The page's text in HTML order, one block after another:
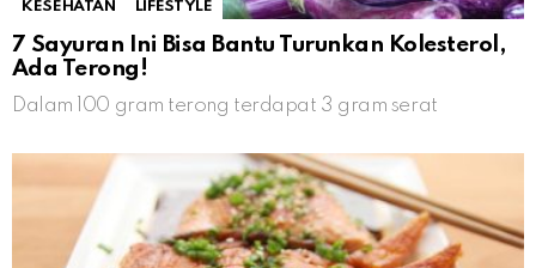
KESEHATAN LIFESTYLE
7 Sayuran Ini Bisa Bantu Turunkan Kolesterol,
Ada Terong!
Dalam 100 gram terong terdapat 3 gram serat